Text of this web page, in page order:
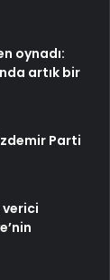
oynadı:
artık bir
Parti
verici